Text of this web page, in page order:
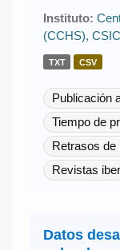
Instituto:
(CCHS), CSIC
TXT CSV
Publicación
Tiempo de
Retrasos de
Revistas
Datos